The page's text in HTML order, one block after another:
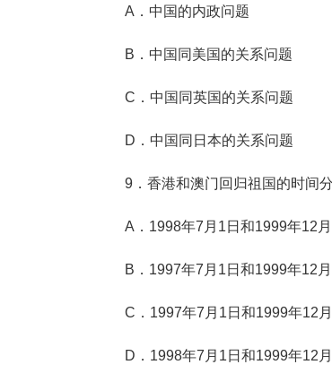
A．中国的内政问题
B．中国同美国的关系问题
C．中国同英国的关系问题
D．中国同日本的关系问题
9．香港和澳门回归祖国的时间分
A．1998年7月1日和1999年12月
B．1997年7月1日和1999年12月
C．1997年7月1日和1999年12月
D．1998年7月1日和1999年12月